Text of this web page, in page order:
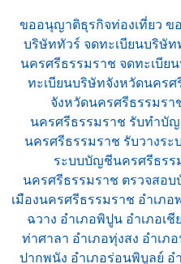
ขออนุญาติธุรกิจท่องเที่ยว ข
บริษัททัวร์ จดทะเบียนบริษัท
นครศรีธรรมราช จดทะเบีย
ทะเบียนบริษัทจังหวัดนคร
จังหวัดนครศรีธรรมร
นครศรีธรรมราช รับทำบั
นครศรีธรรมราช รับวางร
ระบบบัญชีนครศรีธรร
นครศรีธรรมราช ตรวจสอ
เมืองนครศรีธรรมราช อำเภ
ฉวาง อำเภอพิปูน อำเภอเ
ท่าศาลา อำเภอทุ่งสง อำเภ
ปากพนัง อำเภอร่อนพิบูลย์ อ